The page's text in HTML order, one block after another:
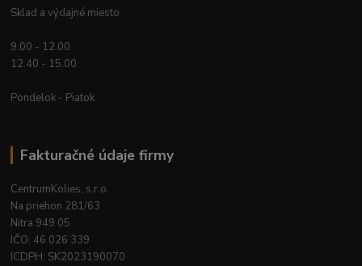
Sklad a výdajné miesto
9.00 - 12.00
12.40 - 15.00
Pondelok - Piatok
Fakturačné údaje firmy
CentrumKolies, s.r.o.
Na priehon 281/63
Nitra 949 05
IČO: 46 026 339
ICDPH: SK2023190070